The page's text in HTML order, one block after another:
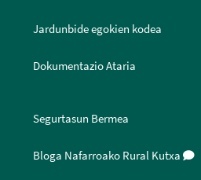
Jardunbide egokien kodea
Dokumentazio Ataria
Segurtasun Bermea
Bloga Nafarroako Rural Kutxa